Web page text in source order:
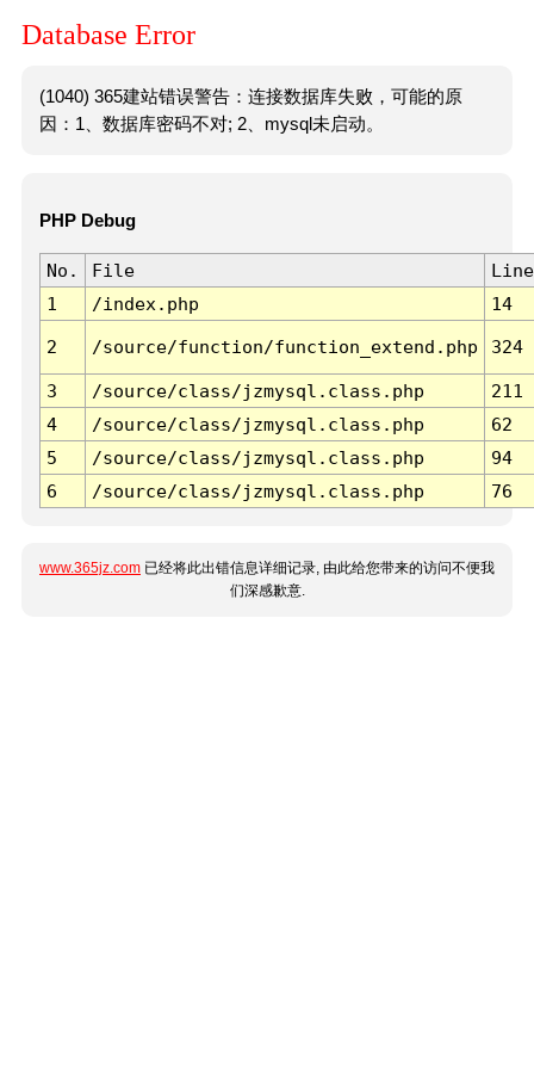
Database Error
(1040) 365建站错误警告：连接数据库失败，可能的原
因：1、数据库密码不对; 2、mysql未启动。
PHP Debug
No. File
Line
1
/index.php 14
2 /source/function/function_extend.php 324
3 /source/class/jzmysql.class.php
211
4
/source/class/jzmysql.class.php
62
5
/source/class/jzmysql.class.php
94
6
/source/class/jzmysql.class.php 76
www.365jz.com 已经将此出错信息详细记录, 由此给您带来的访问不便我
们深感歉意.